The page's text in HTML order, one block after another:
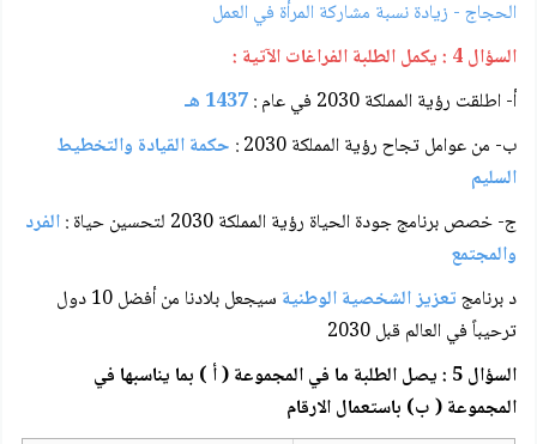
الحجاج - زيادة نسبة مشاركة المرأة في العمل
السؤال 4 : يكمل الطلبة الفراغات الآتية :
أ- اطلقت رؤية المملكة 2030 في عام :
1437 هـ
ب- من عوامل تجاح رؤية المملكة 2030 :
حكمة القيادة والتخطيط
السليم
ج- خصص برنامج جودة الحياة رؤية المملكة 2030 لتحسين حياة :
الفرد
والمجتمع
د برنامجتعزيز الشخصية الوطنية
سيجعل بلادنا من أفضل 10 دول
ترحيباً في العالم قبل 2030
السؤال 5 : يصل الطلبة ما في المجموعة ( أ ) بما يناسبها في
المجموعة ( ب) باستعمال الارقام